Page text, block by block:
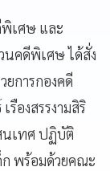
เศษ และ
นคดีพิเศษ ได้สั่ง
การกองคดี
องสรรงามสิริ
นเทศ ปฏิบัติ
พร้อมด้วยคณะ